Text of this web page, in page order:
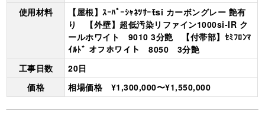
使用材料
【屋根】ｽｰﾊﾟｰｼｬﾈﾂｻｰﾓsi カーボングレー 艶有
り 【外壁】超低汚染リファイン1000si-IR ク
ールホワイト 9010 3分艶 【付帯部】ｾﾐﾌﾛﾝﾏ
ｲﾙﾄﾞ オフホワイト 8050 3分艶
工事日数
20日
価格
相場価格 ¥1,300,000〜¥1,550,000